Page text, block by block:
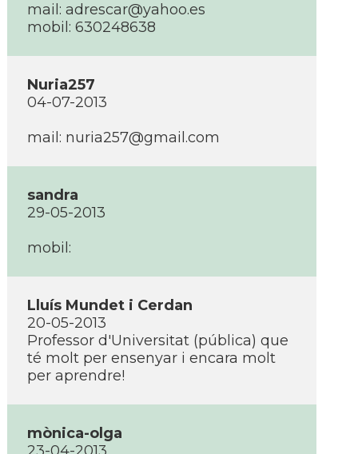
mail: adrescar@yahoo.es
mobil: 630248638
Nuria257
04-07-2013
mail: nuria257@gmail.com
sandra
29-05-2013
mobil:
Lluí­s Mundet i Cerdan
20-05-2013
Professor d'Universitat (pública) que
té molt per ensenyar i encara molt
per aprendre!
mònica-olga